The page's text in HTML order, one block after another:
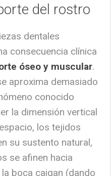
del rostro
dentales
consecuencia clínica
óseo y muscular.
aproxima demasiado
conocido
la dimensión vertical
los tejidos
su sustento natural,
se afinen hacia
boca caigan (dando